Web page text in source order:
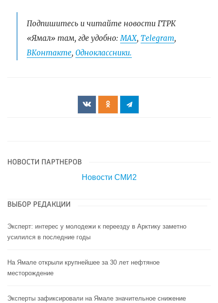
Подпишитесь и читайте новости ГТРК
«Ямал» там, где удобно: МАХ, Telegram,
ВКонтакте, Одноклассники.
НОВОСТИ ПАРТНЕРОВ
Новости СМИ2
ВЫБОР РЕДАКЦИИ
Эксперт: интерес у молодежи к переезду в Арктику заметно
усилился в последние годы
На Ямале открыли крупнейшее за 30 лет нефтяное
месторождение
Эксперты зафиксировали на Ямале значительное снижение